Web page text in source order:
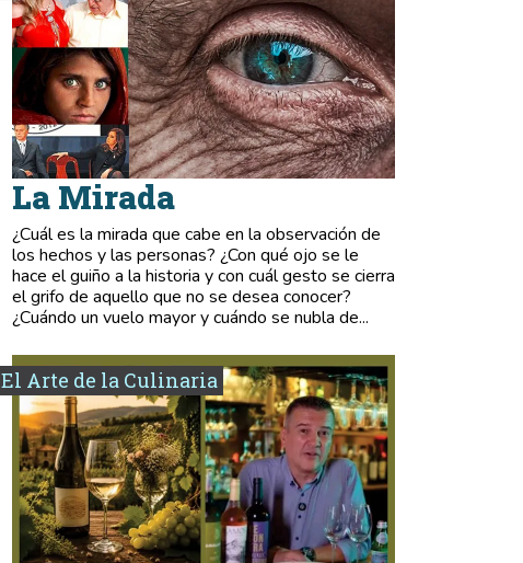
La Mirada
¿Cuál es la mirada que cabe en la observación de
los hechos y las personas? ¿Con qué ojo se le
hace el guiño a la historia y con cuál gesto se cierra
el grifo de aquello que no se desea conocer?
¿Cuándo un vuelo mayor y cuándo se nubla de...
El Arte de la Culinaria